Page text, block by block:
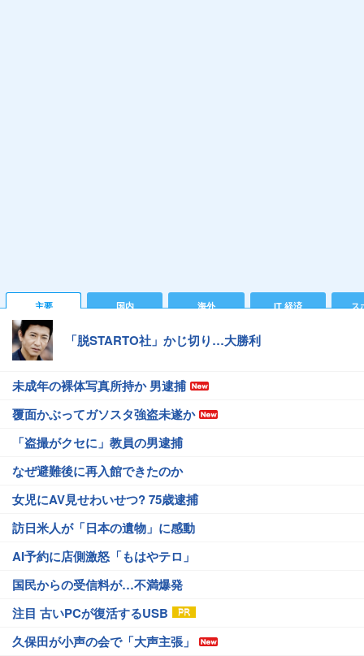
主要 国内 海外 IT 経済 ス
「脱STARTO社」かじ切り…大勝利
未成年の裸体写真所持か 男逮捕
覆面かぶってガソスタ強盗未遂か
「盗撮がクセに」教員の男逮捕
なぜ避難後に再入館できたのか
女児にAV見せわいせつ? 75歳逮捕
訪日米人が「日本の遺物」に感動
AI予約に店側激怒「もはやテロ」
国民からの受信料が…不満爆発
注目 古いPCが復活するUSB
久保田が小声の会で「大声主張」